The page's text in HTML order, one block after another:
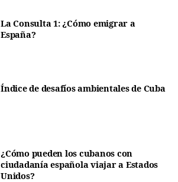
La Consulta 1: ¿Cómo emigrar a
España?
Índice de desafíos ambientales de Cuba
¿Cómo pueden los cubanos con
ciudadanía española viajar a Estados
Unidos?